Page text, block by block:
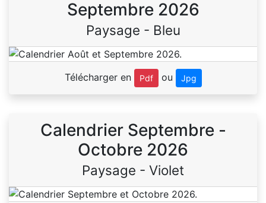
Septembre 2026
Paysage - Bleu
Télécharger en Pdf ou Jpg
Calendrier Septembre -
Octobre 2026
Paysage - Violet